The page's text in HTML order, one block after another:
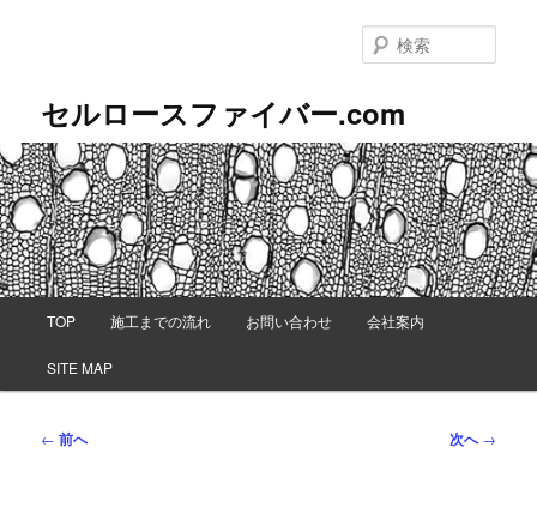
ン
ツ
へ
移
動
セルロースファイバー.com
索
TOP 施工までの流れ お問い合わせ 会社案内
SITE MAP
投← 前へ 次へ→